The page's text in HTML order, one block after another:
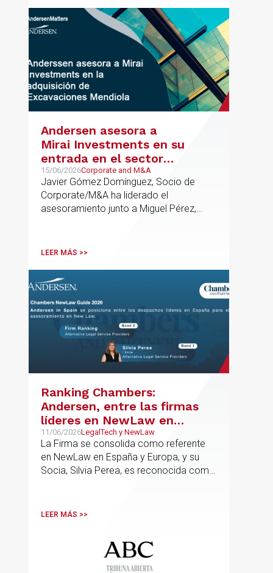
Andersen asesora a
Mirai Investments en su
entrada en el sector
medioambiental con la
adquisición de la
vasca Excavaciones
Mendiola
15/06/2026Corporate and M&A
Javier Gómez Domínguez, Socio de
Corporate/M&A ha liderado el
asesoramiento junto a Miguel Pérez,
LEER MÁS >>
Ranking Chambers:
Andersen, entre las firmas
líderes en NewLaw en
España y Europa
11/06/2026LegalTech y NewLaw
La Firma se consolida como referente
en NewLaw en España y Europa, y su
Socia, Silvia Perea, es reconocida como
LEER MÁS >>